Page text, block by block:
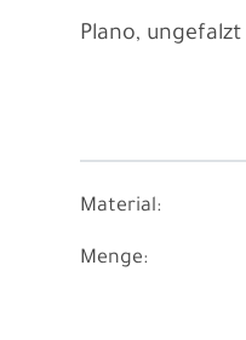
Plano, ungefalzt
Material:
Menge: